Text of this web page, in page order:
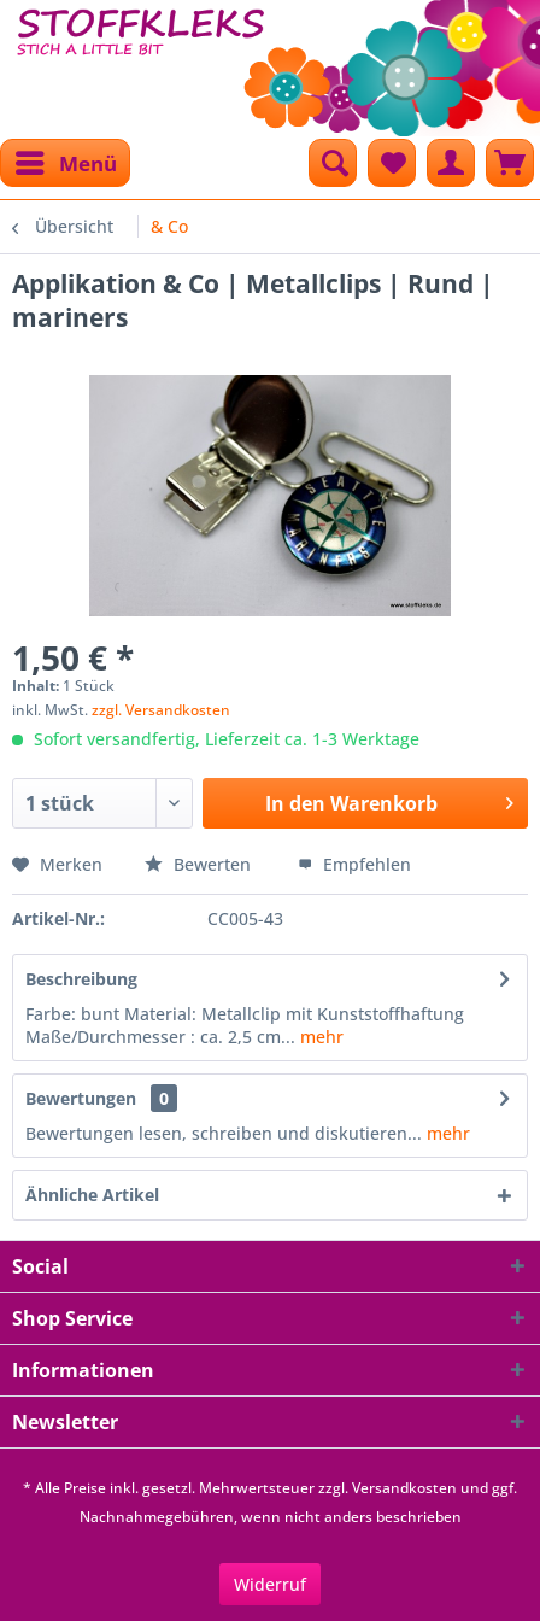
Menü
Übersicht & Co
Applikation & Co | Metallclips | Rund |
mariners
1,50 € *
Inhalt: 1 Stück
inkl. MwSt.zzgl. Versandkosten
Sofort versandfertig, Lieferzeit ca. 1-3 Werktage
In den Warenkorb
Merken Bewerten Empfehlen
Artikel-Nr.: CC005-43
Beschreibung
Farbe: bunt Material: Metallclip mit Kunststoffhaftung
Maße/Durchmesser : ca. 2,5 cm... mehr
Bewertungen
0
Bewertungen lesen, schreiben und diskutieren... mehr
Ähnliche Artikel
Social
Shop Service
Informationen
Newsletter
* Alle Preise inkl. gesetzl. Mehrwertsteuer zzgl.Versandkosten und ggf.
Nachnahmegebühren, wenn nicht anders beschrieben
Widerruf